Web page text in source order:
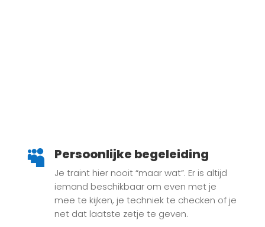
 Persoonlijke begeleiding
Je traint hier nooit “maar wat”. Er is altijd
iemand beschikbaar om even met je
mee te kijken, je techniek te checken of je
net dat laatste zetje te geven.